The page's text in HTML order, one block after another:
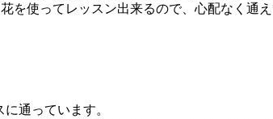
を使ってレッスン出来るので、心配なく通え
通っています。